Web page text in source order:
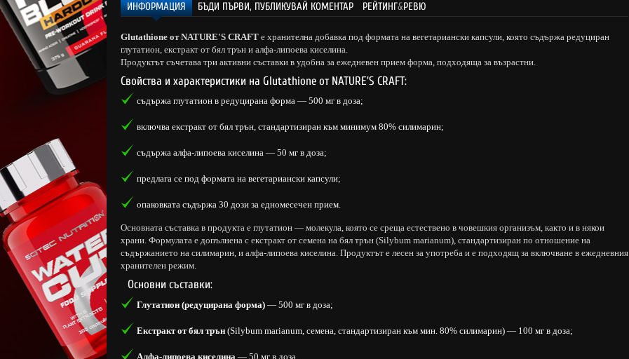
ИНФОРМАЦИЯ БЪДИ ПЪРВИ, ПУБЛИКУВАЙ КОМЕНТАР РЕЙТИНГ&РЕВЮ
Glutathione от NATURE'S CRAFT е хранителна добавка под формата на вегетариански капсули, която съдържа редуциран
глутатион, екстракт от бял трън и алфа-липоева киселина.
Продуктът съчетава три активни съставки в удобна за ежедневен прием форма, подходяща за възрастни.
Свойства и характеристики на Glutathione от NATURE'S CRAFT:
съдържа глутатион в редуцирана форма — 500 мг в доза;
включва екстракт от бял трън, стандартизиран към минимум 80% силимарин;
съдържа алфа-липоева киселина — 50 мг в доза;
предлага се под формата на вегетариански капсули;
опаковката съдържа 30 дози за едномесечен прием.
Основната съставка в продукта е глутатион — молекула, която се среща естествено в човешкия организъм, както и в някои
храни. Формулата е допълнена с екстракт от семена на бял трън (Silybum marianum), стандартизиран по отношение на
съдържанието на силимарин, и алфа-липоева киселина. Продуктът е лесен за употреба и е подходящ за включване в ежедневния
хранителен режим.
Основни съставки:
Глутатион (редуцирана форма) — 500 мг в доза;
Екстракт от бял трън (Silybum marianum, семена, стандартизиран към мин. 80% силимарин) — 100 мг в доза;
Алфа-липоева киселина — 50 мг в доза.